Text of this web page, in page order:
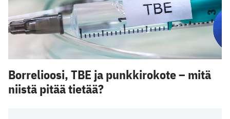
Borrelioosi, TBE ja punkkirokote – mitä
niistä pitää tietää?